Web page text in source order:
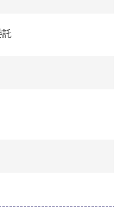
託